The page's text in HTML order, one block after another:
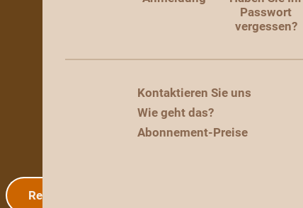
Registrierung
Passwort
vergessen?
Kontaktieren Sie uns
Wie geht das?
Abonnement-Preise